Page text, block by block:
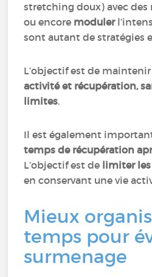
stretching doux) avec
ou encore moduler
sont autant de stratégies
L’objectif est de maintenir
activité et récupération,
limites.
Il est également
temps de récupération
L’objectif est de limiter
en conservant une vie
Mieux
temps pour
surmenage